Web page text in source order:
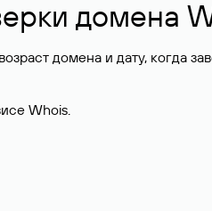
домена
домена и дату, когда
Whois.